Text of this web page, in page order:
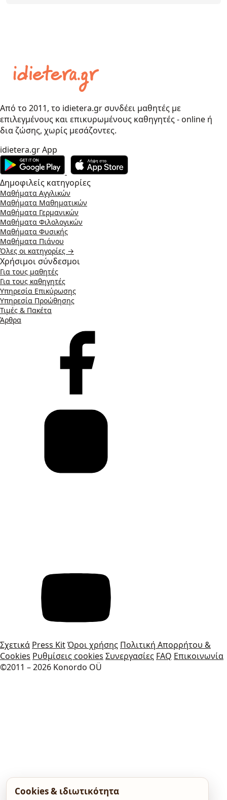
Από το 2011, το idietera.gr συνδέει μαθητές με
επιλεγμένους και επικυρωμένους καθηγητές - online ή
δια ζώσης, χωρίς μεσάζοντες.
idietera.gr App
Δημοφιλείς κατηγορίες
Μαθήματα Αγγλικών
Μαθήματα Μαθηματικών
Μαθήματα Γερμανικών
Μαθήματα Φιλολογικών
Μαθήματα Φυσικής
Μαθήματα Πιάνου
Όλες οι κατηγορίες →
Χρήσιμοι σύνδεσμοι
Για τους μαθητές
Για τους καθηγητές
Υπηρεσία Επικύρωσης
Υπηρεσία Προώθησης
Τιμές & Πακέτα
Άρθρα
Σχετικά Press KitΌροι χρήσης Πολιτική Απορρήτου &
Cookies Ρυθμίσεις cookies Συνεργασίες FAQ Επικοινωνία
©2011 – 2026 Konordo OÜ
Cookies & ιδιωτικότητα